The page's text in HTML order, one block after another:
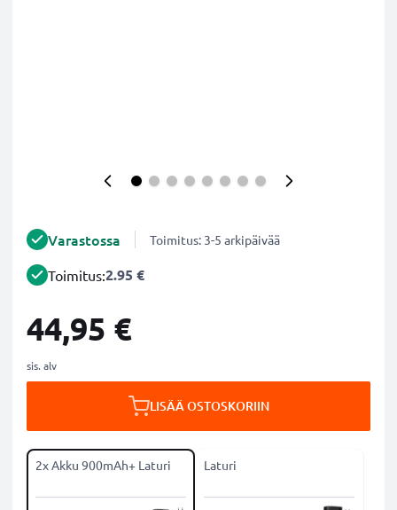
Varastossa Toimitus: 3-5 arkipäivää
Toimitus:2.95 €
44,95 €
sis. alv
LISÄÄ OSTOSKORIIN
2x Akku 900mAh+ Laturi Laturi